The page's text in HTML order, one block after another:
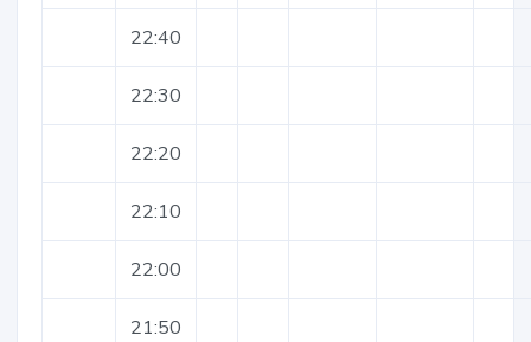
22:40
22:30
22:20
22:10
22:00
21:50